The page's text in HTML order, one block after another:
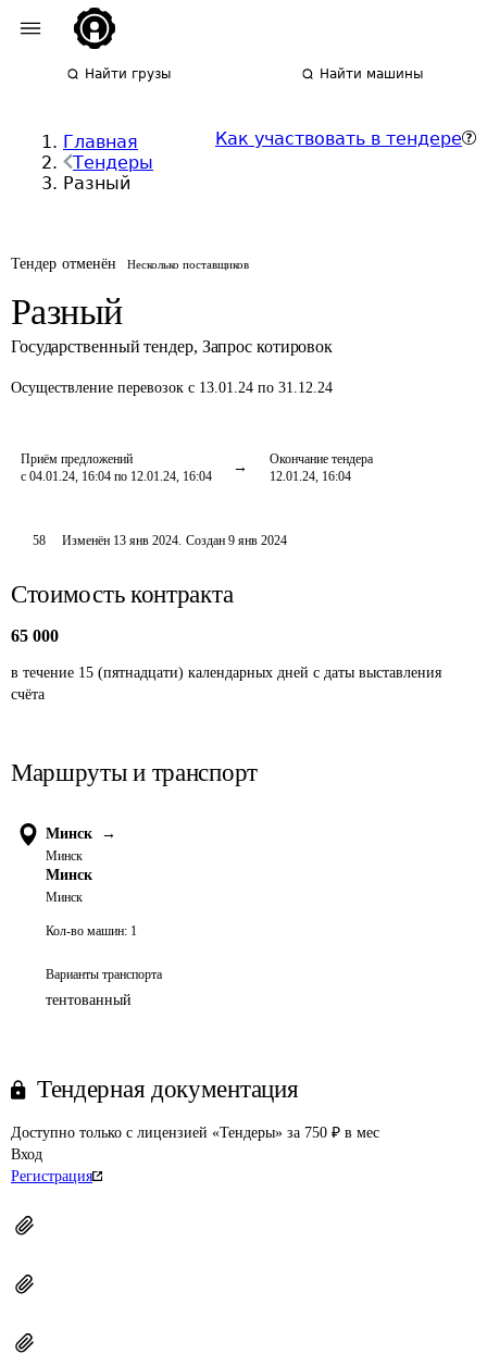
Найти грузы Найти машины
Главная
Тендеры
Разный
Как участвовать в тендере
Тендер отменён Несколько поставщиков
Разный
Государственный тендер, Запрос котировок
Осуществление перевозок с 13.01.24 по 31.12.24
Приём предложений
с 04.01.24, 16:04 по 12.01.24, 16:04
Окончание тендера
12.01.24, 16:04
58 Изменён 13 янв 2024. Создан 9 янв 2024
Стоимость контракта
65 000
в течение 15 (пятнадцати) календарных дней с даты выставления
счёта
Маршруты и транспорт
Минск →
Минск
Минск
Минск
Кол-во машин: 1
Варианты транспорта
тентованный
Тендерная документация
Доступно только с лицензией «Тендеры» за 750 ₽ в мес
Вход
Регистрация